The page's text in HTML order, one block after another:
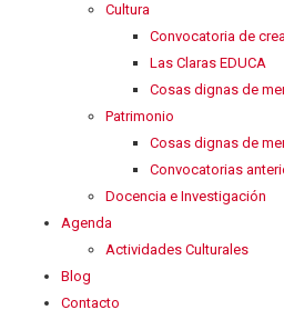
Cultura
Convocatoria de
Las Claras EDUCA
Cosas dignas de
Patrimonio
Cosas dignas de
Convocatorias
Docencia e Investigación
Agenda
Actividades Culturales
Blog
Contacto